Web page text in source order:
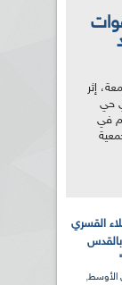
قوات
إثر
حي
في
القسري
الأوسط,